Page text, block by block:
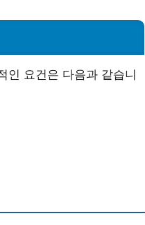
인 요건은 다음과 같습니